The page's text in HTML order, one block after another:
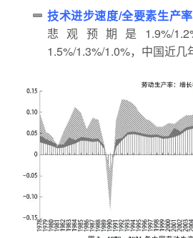
技术进步速度/全要素生产
悲观预期是1.9%/
1.5%/1.3%/1.0%，中国近